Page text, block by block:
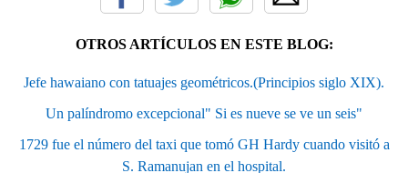
OTROS ARTÍCULOS EN ESTE BLOG:
Jefe hawaiano con tatuajes geométricos.(Principios siglo XIX).
Un palíndromo excepcional" Si es nueve se ve un seis"
1729 fue el número del taxi que tomó GH Hardy cuando visitó a
S. Ramanujan en el hospital.